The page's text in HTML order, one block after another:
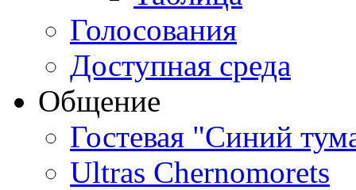
Голосования
Доступная среда
Общение
Гостевая "Синий
Ultras Chernomorets